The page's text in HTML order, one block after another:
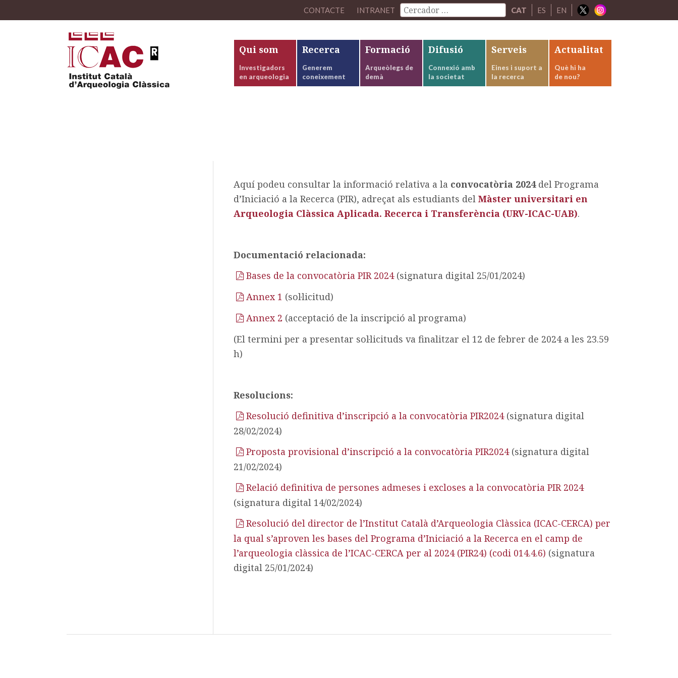
CONTACTE INTRANET CAT ES EN
Qui som
Investigadors
en arqueologia
Recerca
Generem
coneixement
Formació
Arqueòlegs de
demà
Difusió
Connexió amb
la societat
Serveis
Eines i suport a
la recerca
Actualitat
Què hi ha
de nou?
Aquí podeu consultar la informació relativa a la convocatòria 2024del Programa
d’Iniciació a la Recerca (PIR), adreçat als estudiants del Màster universitari en
Arqueologia Clàssica Aplicada. Recerca i Transferència (URV-ICAC-UAB).
Documentació relacionada:
Bases de la convocatòria PIR 2024(signatura digital 25/01/2024)
Annex 1 (sol·licitud)
Annex 2 (acceptació de la inscripció al programa)
(El termini per a presentar sol·licituds va finalitzar el 12 de febrer de 2024 a les 23.59
h)
Resolucions:
Resolució definitiva d’inscripció a la convocatòria PIR2024(signatura digital
28/02/2024)
Proposta provisional d’inscripció a la convocatòria PIR2024(signatura digital
21/02/2024)
Relació definitiva de persones admeses i excloses a la convocatòria PIR 2024
(signatura digital 14/02/2024)
Resolució del director de l’Institut Català d’Arqueologia Clàssica (ICAC-CERCA) per
la qual s’aproven les bases del Programa d’Iniciació a la Recerca en el camp de
l’arqueologia clàssica de l’ICAC-CERCA per al 2024 (PIR24) (codi 014.4.6) (signatura
digital 25/01/2024)